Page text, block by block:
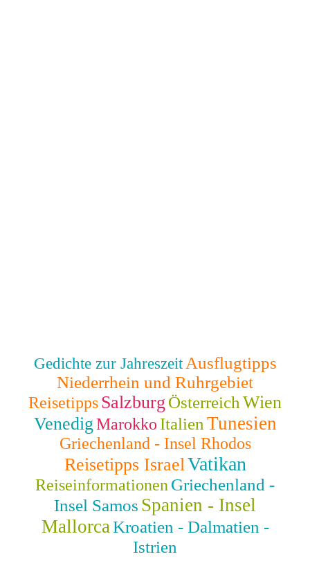
Gedichte zur Jahreszeit Ausflugtipps
Niederrhein und Ruhrgebiet
ReisetippsSalzburg Österreich Wien
VenedigMarokko Italien Tunesien
Griechenland - Insel Rhodos
Reisetipps IsraelVatikan
Reiseinformationen Griechenland -
Insel Samos Spanien - Insel
Mallorca Kroatien - Dalmatien -
Istrien